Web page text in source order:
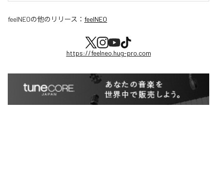
feelNEOの他のリリース： feelNEO
https://feelneo.hug-pro.com